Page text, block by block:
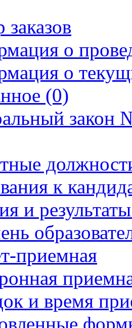
заказов
о
о
(0)
закон
к
и
приемная
и время